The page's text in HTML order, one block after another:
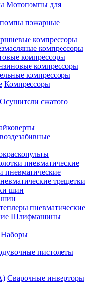
Мотопомпы для
пожарные
компрессоры
компрессоры
компрессоры
компрессоры
компрессоры
Компрессоры
Осушители сжатого
пневматические
пневматические
трещетки
шин
пневматические
Шлифмашины
Наборы
пистолеты
Сварочные инверторы